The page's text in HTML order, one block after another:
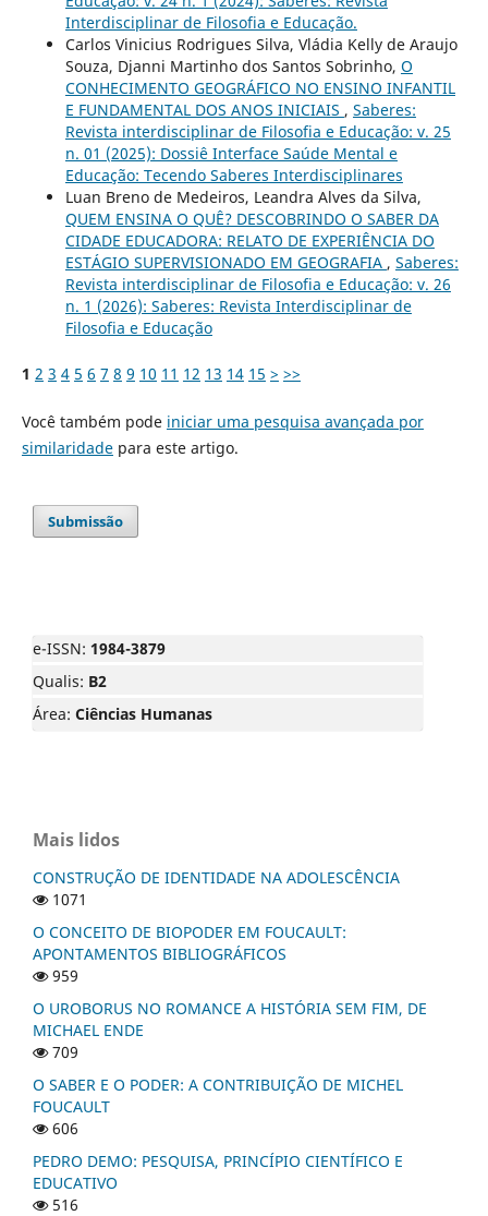
Interdisciplinar de Filosofia e Educação.
Carlos Vinicius Rodrigues Silva, Vládia Kelly de Araujo
Souza, Djanni Martinho dos Santos Sobrinho, O
CONHECIMENTO GEOGRÁFICO NO ENSINO INFANTIL
E FUNDAMENTAL DOS ANOS INICIAIS , Saberes:
Revista interdisciplinar de Filosofia e Educação: v. 25
n. 01 (2025): Dossiê Interface Saúde Mental e
Educação: Tecendo Saberes Interdisciplinares
Luan Breno de Medeiros, Leandra Alves da Silva,
QUEM ENSINA O QUÊ? DESCOBRINDO O SABER DA
CIDADE EDUCADORA: RELATO DE EXPERIÊNCIA DO
ESTÁGIO SUPERVISIONADO EM GEOGRAFIA , Saberes:
Revista interdisciplinar de Filosofia e Educação: v. 26
n. 1 (2026): Saberes: Revista Interdisciplinar de
Filosofia e Educação
1 2 3 4 5 6 7 8 9 10 11 12 13 14 15 > >>
Você também pode iniciar uma pesquisa avançada por
similaridadepara este artigo.
Submissão
e-ISSN: 1984-3879
Qualis: B2
Área: Ciências Humanas
Mais lidos
CONSTRUÇÃO DE IDENTIDADE NA ADOLESCÊNCIA
1071
O CONCEITO DE BIOPODER EM FOUCAULT:
APONTAMENTOS BIBLIOGRÁFICOS
959
O UROBORUS NO ROMANCE A HISTÓRIA SEM FIM, DE
MICHAEL ENDE
709
O SABER E O PODER: A CONTRIBUIÇÃO DE MICHEL
FOUCAULT
606
PEDRO DEMO: PESQUISA, PRINCÍPIO CIENTÍFICO E
EDUCATIVO
516